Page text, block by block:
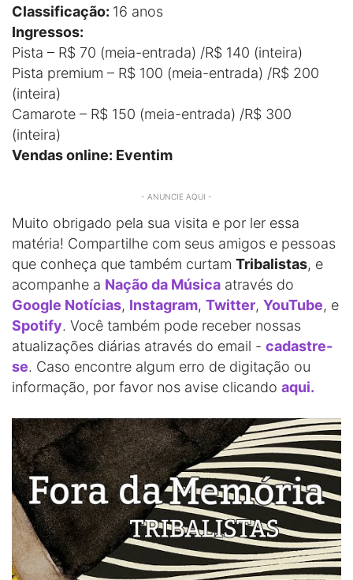
Classificação: 16 anos
Ingressos:
Pista – R$ 70 (meia-entrada) /R$ 140 (inteira)
Pista premium – R$ 100 (meia-entrada) /R$ 200
(inteira)
Camarote – R$ 150 (meia-entrada) /R$ 300
(inteira)
Vendas online: Eventim
- ANUNCIE AQUI -
Muito obrigado pela sua visita e por ler essa
matéria! Compartilhe com seus amigos e pessoas
que conheça que também curtam Tribalistas, e
acompanhe a Nação da Música através do
Google Notícias, Instagram, Twitter, YouTube, e
Spotify. Você também pode receber nossas
atualizações diárias através do email - cadastre-
se. Caso encontre algum erro de digitação ou
informação, por favor nos avise clicando aqui.